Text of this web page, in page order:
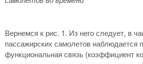
Вернемся к рис. 1. Из него следует, в
пассажирских самолетов наблюдается
функциональная связь (коэффициент